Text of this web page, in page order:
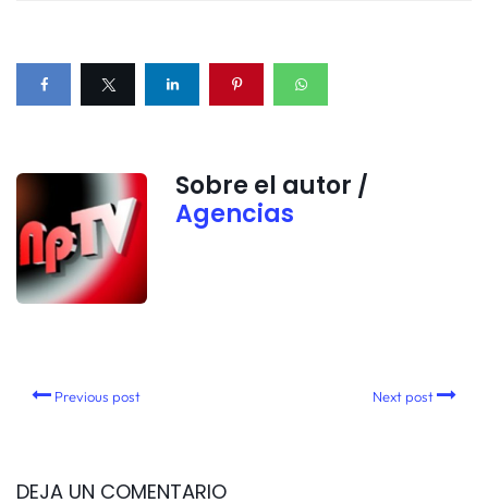
Sobre el autor /
Agencias
Previous post Next post
DEJA UN COMENTARIO